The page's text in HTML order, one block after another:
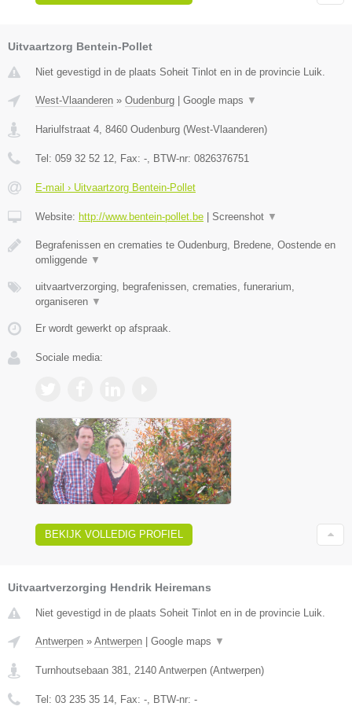
Uitvaartzorg Bentein-Pollet
Niet gevestigd in de plaats Soheit Tinlot en in de provincie Luik.
West-Vlaanderen » Oudenburg | Google maps ▼
Hariulfstraat 4 8460 Oudenburg (West-Vlaanderen)
Tel: 059 32 52 12 , Fax: - , BTW-nr: 0826376751
E-mail › Uitvaartzorg Bentein-Pollet
Website: http://www.bentein-pollet.be | Screenshot ▼
Begrafenissen en crematies te Oudenburg, Bredene, Oostende en
omliggende ▼
uitvaartverzorging, begrafenissen, crematies, funerarium,
organiseren ▼
Er wordt gewerkt op afspraak.
Sociale media:
BEKIJK VOLLEDIG PROFIEL
Uitvaartverzorging Hendrik Heiremans
Niet gevestigd in de plaats Soheit Tinlot en in de provincie Luik.
Antwerpen » Antwerpen | Google maps ▼
Turnhoutsebaan 381 2140 Antwerpen (Antwerpen)
Tel: 03 235 35 14 , Fax: - , BTW-nr: -